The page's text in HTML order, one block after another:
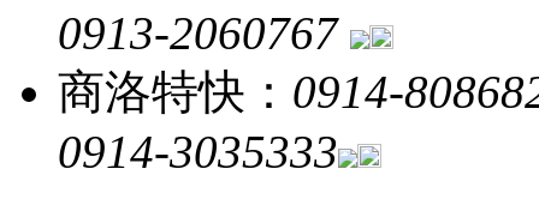
0913-2060767
商洛特快： 0914-
0914-3035333